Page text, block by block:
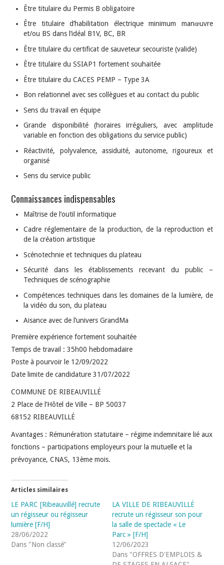
Être titulaire du Permis B obligatoire
Être titulaire d’habilitation électrique minimum manœuvre
et/ou BS dans l’idéal B1V, BC, BR
Être titulaire du certificat de sauveteur secouriste (valide)
Être titulaire du SSIAP1 fortement souhaitée
Être titulaire du CACES PEMP – Type 3A
Bon relationnel avec ses collègues et au contact du public
Sens du travail en équipe
Grande disponibilité (horaires irréguliers, avec amplitude
variable en fonction des obligations du service public)
Réactivité, polyvalence, assiduité, autonome, rigoureux et
organisé
Sens du service public
Connaissances indispensables
Maîtrise de l’outil informatique
Cadre réglementaire de la production, de la reproduction et
de la création artistique
Scénotechnie et techniques du plateau
Sécurité dans les établissements recevant du public –
Techniques de scénographie
Compétences techniques dans les domaines de la lumière, de
la vidéo du son, du plateau
Aisance avec de l’univers GrandMa
Première expérience fortement souhaitée
Temps de travail : 35h00 hebdomadaire
Poste à pourvoir le 12/09/2022
Date limite de candidature 31/07/2022
COMMUNE DE RIBEAUVILLÉ
2 Place de l’Hôtel de Ville – BP 50037
68152 RIBEAUVILLÉ
Avantages : Rémunération statutaire – régime indemnitaire lié aux
fonctions – participations employeurs pour la mutuelle et la
prévoyance, CNAS, 13ème mois.
Articles similaires
LE PARC [Ribeauvillé] recrute
un régisseur ou régisseur
lumière [F/H]
28/06/2022
Dans "Non classé"
LA VILLE DE RIBEAUVILLÉ
recrute un régisseur son pour
la salle de spectacle « Le
Parc » [F/H]
12/06/2023
Dans "OFFRES D'EMPLOIS &